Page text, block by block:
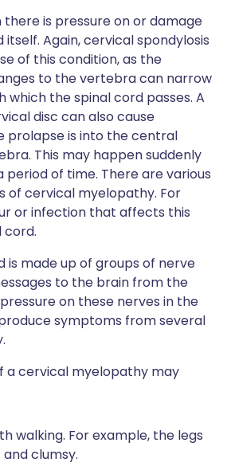
there is pressure on or damage
Again, cervical spondylosis
of this condition, as the
to the vertebra can narrow
which the spinal cord passes. A
disc can also cause
prolapse is into the central
This may happen suddenly
period of time. There are various
of cervical myelopathy. For
or infection that affects this
cord.
is made up of groups of nerve
to the brain from the
on these nerves in the
symptoms from several
a cervical myelopathy may
walking. For example, the legs
clumsy.